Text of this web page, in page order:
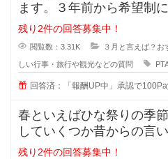
ます。３年前から希望制
入者が半分以下になりまし
残り2件の回答募集中！
閲覧数：3.31K ３月と言えば？
しい行事・旅行や観光などの質問 PTA
回答済：「報酬UP中」承認で
春といえばひな祭りの季
していくつか昔からの言
例えば私はひな祭りは3/3
残り2件の回答募集中！